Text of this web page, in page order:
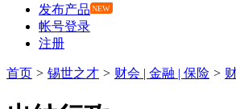
发布产品 NEW
帐号登录
注册
首页 > 锡世之才 > 财会 | 金融 | 保险 >